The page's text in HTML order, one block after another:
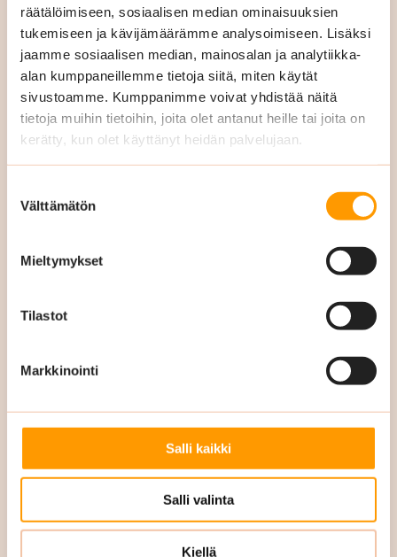
räätälöimiseen, sosiaalisen median ominaisuuksien
tukemiseen ja kävijämäärämme analysoimiseen. Lisäksi
jaamme sosiaalisen median, mainosalan ja analytiikka-
alan kumppaneillemme tietoja siitä, miten käytät
sivustoamme. Kumppanimme voivat yhdistää näitä
tietoja muihin tietoihin, joita olet antanut heille tai joita on
kerätty, kun olet käyttänyt heidän palvelujaan.
valinta
Välttämätön
Mieltymykset
Tilastot
Markkinointi
Salli kaikki
Salli valinta
Kiellä
Y-tunnus
Sähköpostiosoite